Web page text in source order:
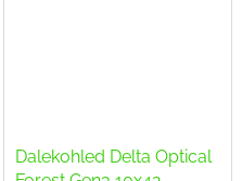
Dalekohled Delta Optical